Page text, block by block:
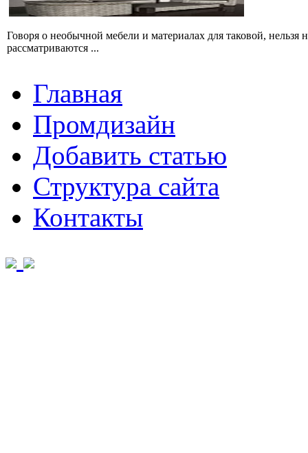
Говоря о необычной мебели и материалах для таковой,
рассматриваются ...
Главная
Промдизайн
Добавить статью
Структура сайта
Контакты